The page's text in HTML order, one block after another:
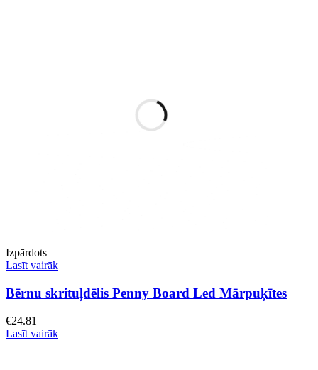
Izpārdots
Lasīt vairāk
Bērnu skrituļdēlis Penny Board Led Mārpuķītes
€24.81
Lasīt vairāk